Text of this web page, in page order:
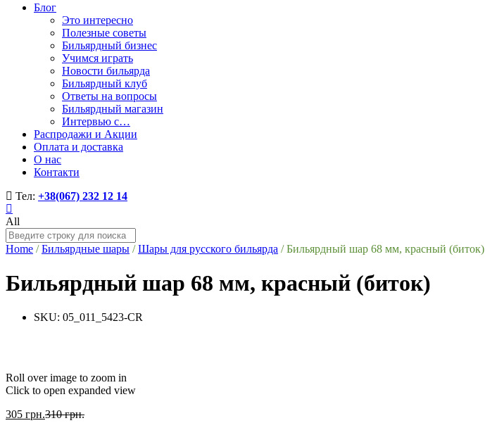
Блог
Это интересно
Полезные советы
Бильярдный бизнес
Учимся играть
Новости бильярда
Бильярдный клуб
Ответы на вопросы
Бильярдный магазин
Интервью с…
Распродажи и Акции
Оплата и доставка
О нас
Контакти
Тел: +38(067) 232 12 14
All
Home / Бильярдные шары / Шары для русского бильярда / Бильярдный шар 68 мм, красный (биток)
Бильярдный шар 68 мм, красный (биток)
SKU: 05_011_5423-CR
Roll over image to zoom in
Click to open expanded view
305 грн.310грн.